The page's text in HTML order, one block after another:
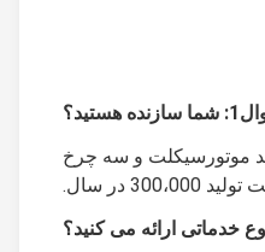
و سه چرخ
سال.
ارائه می کنید؟